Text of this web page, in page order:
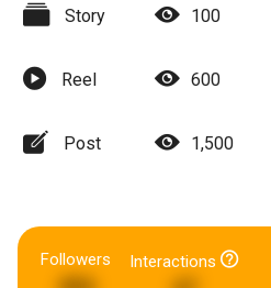
Story 100
Reel 600
Post 1,500
Followers Interactions